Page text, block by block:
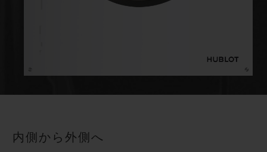
内側から外側へ